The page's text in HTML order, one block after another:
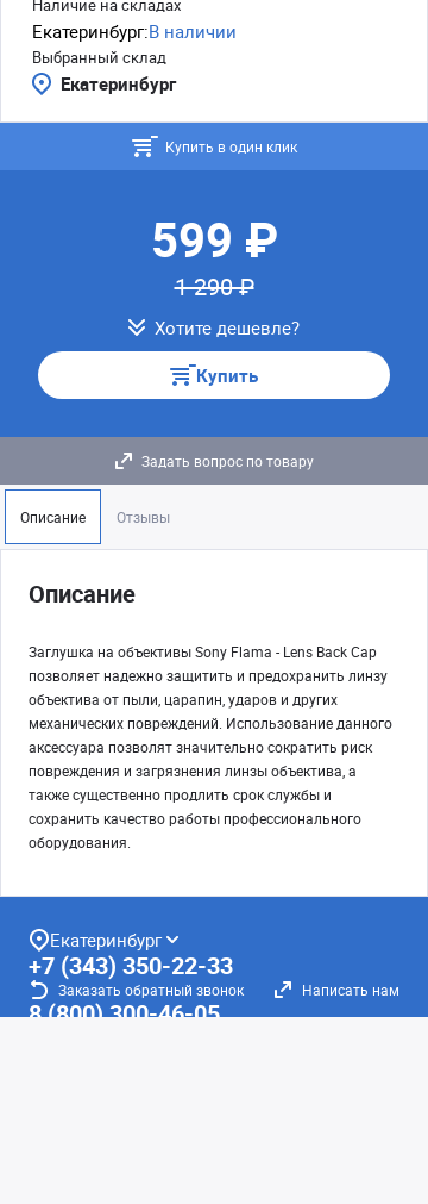
Наличие на складах
Екатеринбург:В наличии
Выбранный склад
Екатеринбург
Купить в один клик
599 ₽
1 290 ₽
Хотите дешевле?
Купить
Задать вопрос по товару
Описание Отзывы
Описание
Заглушка на объективы Sony Flama - Lens Back Cap
позволяет надежно защитить и предохранить линзу
объектива от пыли, царапин, ударов и других
механических повреждений. Использование данного
аксессуара позволят значительно сократить риск
повреждения и загрязнения линзы объектива, а
также существенно продлить срок службы и
сохранить качество работы профессионального
оборудования.
Екатеринбург
+7 (343) 350-22-33
Заказать обратный звонок Написать нам
8 (800) 300-46-05